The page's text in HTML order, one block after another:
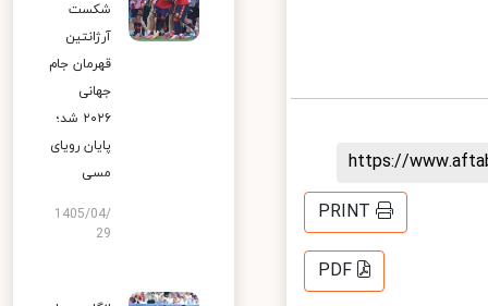
https://
PRINT
PDF
شکست
آرژانتین
قهرمان جام
جهانی
۲۰۲۶ شد؛
پایان رویای
مسی
1405/04/
29